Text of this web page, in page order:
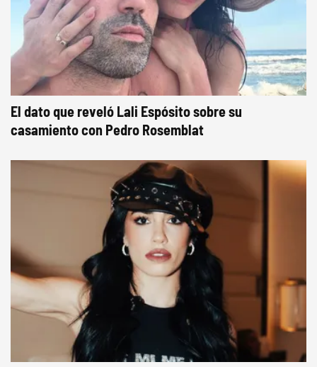
El dato que reveló Lali Espósito sobre su
casamiento con Pedro Rosemblat